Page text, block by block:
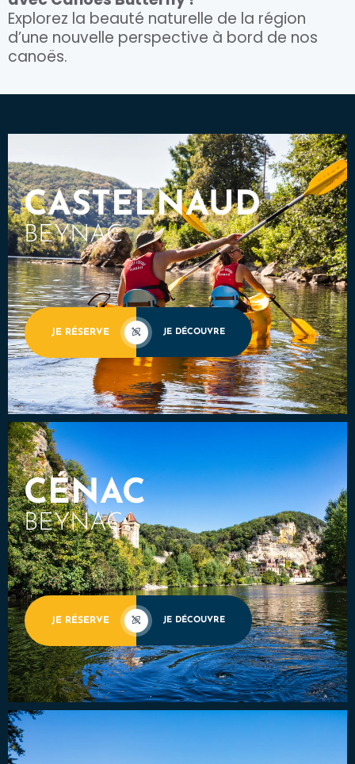
Explorez la beauté naturelle de la région
d’une nouvelle perspective à bord de nos
canoës.
CASTELNAUD
BEYNAC
JE RÉSERVE JE DÉCOUVRE
CÉNAC
BEYNAC
JE RÉSERVE JE DÉCOUVRE